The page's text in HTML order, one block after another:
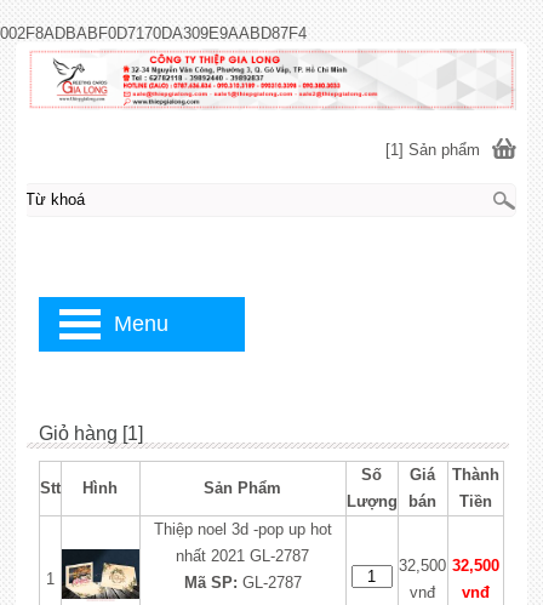
002F8ADBABF0D7170DA309E9AABD87F4
Giỏ hàng [1]
Stt Hình Sản Phẩm
Số
Lượng
Giá
bán
Thành
Tiền
1
Thiệp noel 3d -pop up hot
nhất 2021 GL-2787
Mã SP: GL-2787
32,500
vnđ
32,500
vnđ
[1] Sản phẩm
Menu